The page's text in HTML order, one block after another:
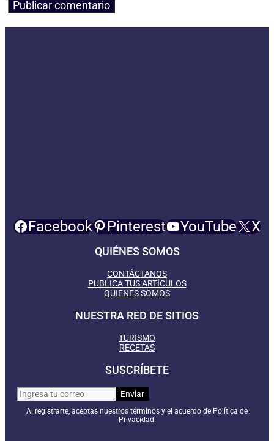
Facebook Pinterest YouTube X
QUIÉNES SOMOS
CONTÁCTANOS
PUBLICA TUS ARTÍCULOS
QUIENES SOMOS
NUESTRA RED DE SITIOS
TURISMO
RECETAS
SUSCRÍBETE
Al registrarte, aceptas nuestros términos y el acuerdo de Política de
Privacidad.